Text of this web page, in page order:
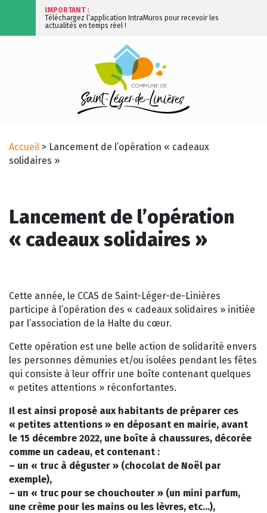
IMPORTANT :
Téléchargez l’application IntraMuros pour recevoir les
actualités en temps réel !
Accueil > Lancement de l’opération « cadeaux
solidaires »
Lancement de l’opération
« cadeaux solidaires »
Cette année, le CCAS de Saint-Léger-de-Linières
participe à l’opération des « cadeaux solidaires » initiée
par l’association de la Halte du cœur.
Cette opération est une belle action de solidarité envers
les personnes démunies et/ou isolées pendant les fêtes
qui consiste à leur offrir une boîte contenant quelques
« petites attentions » réconfortantes.
Il est ainsi proposé aux habitants de préparer ces
« petites attentions » en déposant en mairie, avant
le 15 décembre 2022, une boîte à chaussures, décorée
comme un cadeau, et contenant :
– un « truc à déguster » (chocolat de Noël par
exemple),
– un « truc pour se chouchouter » (un mini parfum,
une crème pour les mains ou les lèvres, etc…),